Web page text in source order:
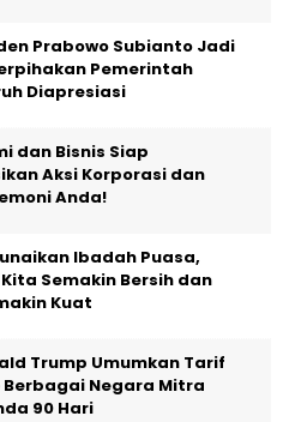
Prabowo Subianto Jadi
Pemerintah
Diapresiasi
dan Bisnis Siap
Aksi Korporasi dan
Anda!
Ibadah Puasa,
Semakin Bersih dan
Kuat
Trump Umumkan Tarif
Berbagai Negara Mitra
90 Hari